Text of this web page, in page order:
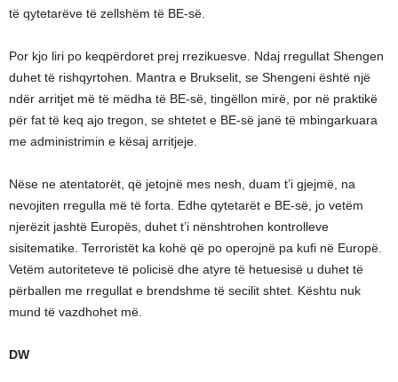
të qytetarëve të zellshëm të BE-së.
Por kjo liri po keqpërdoret prej rrezikuesve. Ndaj rregullat Shengen
duhet të rishqyrtohen. Mantra e Brukselit, se Shengeni është një
ndër arritjet më të mëdha të BE-së, tingëllon mirë, por në praktikë
për fat të keq ajo tregon, se shtetet e BE-së janë të mbingarkuara
me administrimin e kësaj arritjeje.
Nëse ne atentatorët, që jetojnë mes nesh, duam t’i gjejmë, na
nevojiten rregulla më të forta. Edhe qytetarët e BE-së, jo vetëm
njerëzit jashtë Europës, duhet t’i nënshtrohen kontrolleve
sisitematike. Terroristët ka kohë që po operojnë pa kufi në Europë.
Vetëm autoriteteve të policisë dhe atyre të hetuesisë u duhet të
përballen me rregullat e brendshme të secilit shtet. Kështu nuk
mund të vazdhohet më.
DW